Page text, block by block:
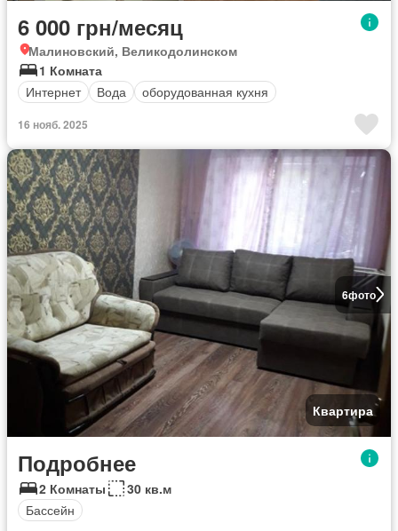
6 000 грн/месяц
Малиновский, Великодолинском
1 Комната
Интернет
Вода оборудованная кухня
16 нояб. 2025
6фото
Квартира
Подробнее
2 Комнаты
30 кв.м
Бассейн